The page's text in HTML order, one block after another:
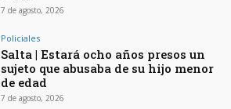
7 de agosto, 2026
Policiales
Salta | Estará ocho años presos un
sujeto que abusaba de su hijo menor
de edad
7 de agosto, 2026